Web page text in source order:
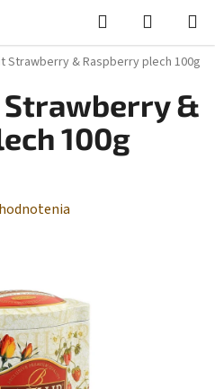
Hľadať
KOŠÍK
Strawberry & Raspberry plech 100g
&
100g